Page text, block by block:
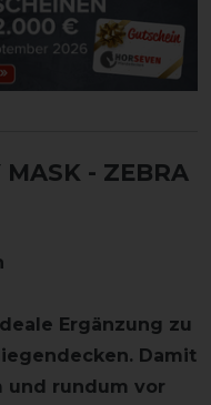
MASK - ZEBRA
Ergänzung zu
Damit
und rundum vor